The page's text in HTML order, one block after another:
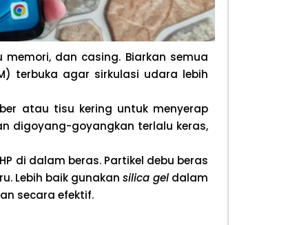
dan casing. Biarkan semua
terbuka agar sirkulasi udara lebih
atau tisu kering untuk menyerap
digoyang-goyangkan terlalu keras,
di dalam beras. Partikel debu beras
Lebih baik gunakan silica geldalam
secara efektif.